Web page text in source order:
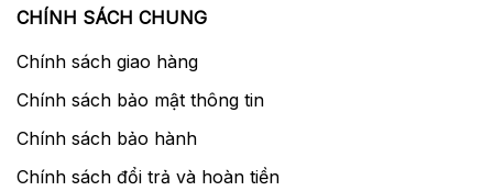
CHÍNH SÁCH CHUNG
Chính sách giao hàng
Chính sách bảo mật thông tin
Chính sách bảo hành
Chính sách đổi trả và hoàn tiền